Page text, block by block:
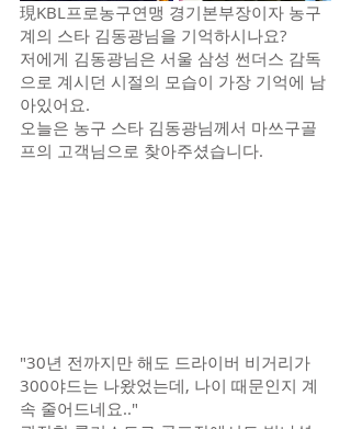
現KBL프로농구연맹 경기본부장이자 농구
계의 스타 김동광님을 기억하시나요?
저에게 김동광님은 서울 삼성 썬더스 감독
으로 계시던 시절의 모습이 가장 기억에 남
아있어요.
오늘은 농구 스타 김동광님께서 마쓰구골
프의 고객님으로 찾아주셨습니다.
"30년 전까지만 해도 드라이버 비거리가
300야드는 나왔었는데, 나이 때문인지 계
속 줄어드네요.."